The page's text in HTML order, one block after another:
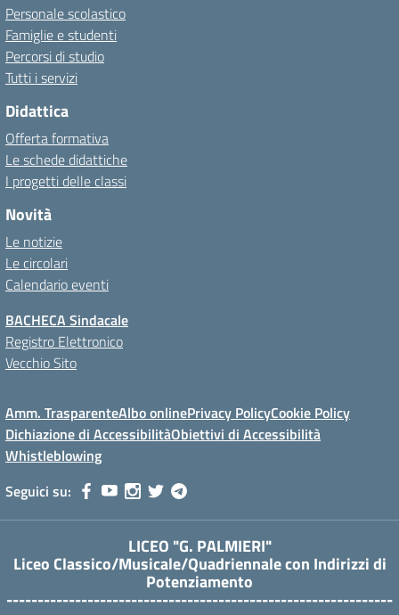
Personale scolastico
Famiglie e studenti
Percorsi di studio
Tutti i servizi
Didattica
Offerta formativa
Le schede didattiche
I progetti delle classi
Novità
Le notizie
Le circolari
Calendario eventi
BACHECA Sindacale
Registro Elettronico
Vecchio Sito
Amm. TrasparenteAlbo onlinePrivacy PolicyCookie Policy
Dichiazione di AccessibilitàObiettivi di Accessibilità
Whistleblowing
Seguici su:
LICEO "G. PALMIERI"
Liceo Classico/Musicale/Quadriennale con Indirizzi di
Potenziamento
--------------------------------------------------------------